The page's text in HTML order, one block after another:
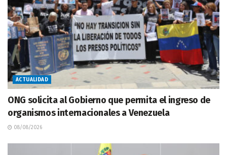
ACTUALIDAD
ONG solicita al Gobierno que permita el ingreso de
organismos internacionales a Venezuela
08/08/2026